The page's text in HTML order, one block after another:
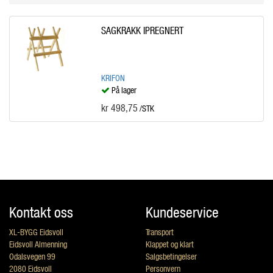
SAGKRAKK IPREGNERT
KRIFON
På lager
kr 498,75 /STK
Kontakt oss
XL-BYGG Eidsvoll
Eidsvoll Almenning
Odalsvegen 99
2080 Eidsvoll
Kundeservice
Transport
Klappet og klart
Salgsbetingelser
Personvern